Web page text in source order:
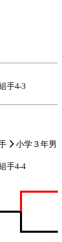
小学３年男
手4-3
手4-4